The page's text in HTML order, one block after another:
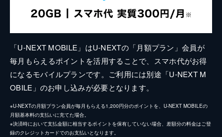
「U-NEXT MOBILE」はU-NEXTの「月額プラン」会員が
毎月もらえるポイントを活用することで、スマホ代がお得
になるモバイルプランです。ご利用には別途「U-NEXT M
OBILE」のお申し込みが必要となります。
※U-NEXTの月額プラン会員が毎月もらえる1,200円分のポイントを、U-NEXT MOBILEの
月額基本料の支払いに充てた場合。
※決済時において支払金額に相当するポイントを保有していない場合、差額分の料金はご登
録のクレジットカードでのお支払いとなります。